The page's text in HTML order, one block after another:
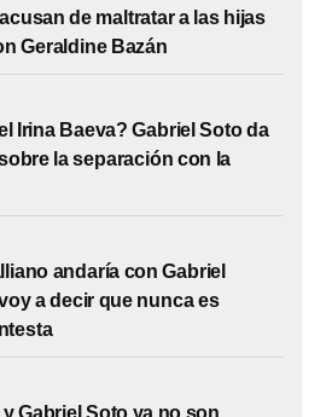
de maltratar a las hijas
Geraldine Bazán
Irina Baeva? Gabriel Soto da
la separación con la
andaría con Gabriel
a decir que nunca es
y Gabriel Soto ya no son